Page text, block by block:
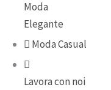
Moda
Elegante
Moda Casual
Lavora con noi